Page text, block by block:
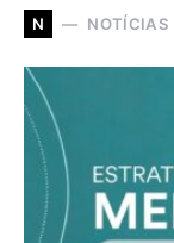
N NOTÍCIAS